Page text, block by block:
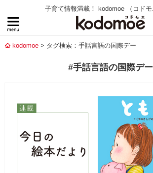
子育て情報満載！ kodomoe （コド
kodomoe タグ検索：手話言語の国際デー
#手話言語の国際デー